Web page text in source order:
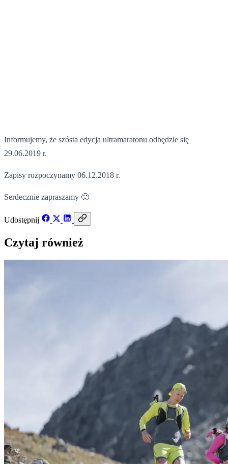
Informujemy, że szósta edycja ultramaratonu odbędzie się
29.06.2019 r.
Zapisy rozpoczynamy 06.12.2018 r.
Serdecznie zapraszamy 🙂
Udostępnij
Czytaj również